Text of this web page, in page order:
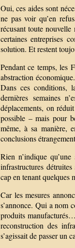
Oui, ces aides sont
ne pas voir qu’en
récusant toute
certaines entreprises
solution. Et restent
Pendant ce temps, les
abstraction
Dans ces conditions,
dernières semaines
déplacements, on
possible – mais pour
même, à sa manière,
conclusions
Rien n’indique
infrastructures
cap en tenant quelques
Car les mesures
s’annonce. Qui a nom
produits
reconstruction des
s’agissait de passer un